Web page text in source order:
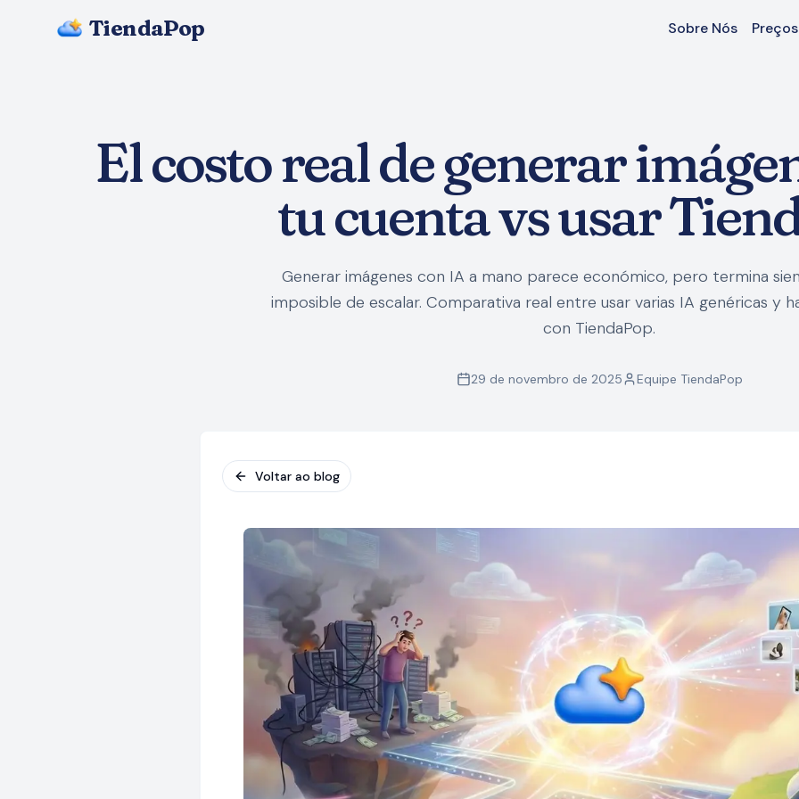
TiendaPop Sobre Nós Preços
El costo real de generar
tu cuenta vs usar
Generar imágenes con IA a mano parece económico, pero termina
imposible de escalar. Comparativa real entre usar varias IA genéricas y
con TiendaPop.
29 de novembro de 2025 Equipe TiendaPop
Voltar ao blog